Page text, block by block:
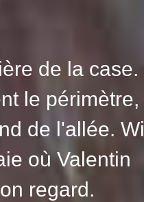
de la case.
le périmètre,
de l'allée. Will
où Valentin
regard.